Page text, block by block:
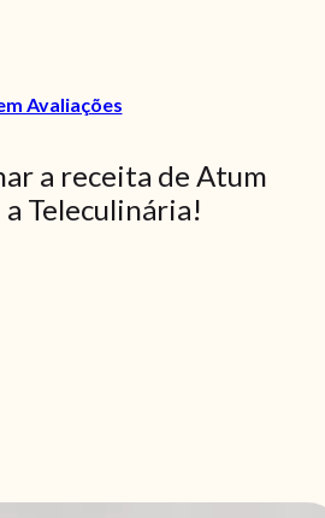
Avaliações
a receita de Atum
Teleculinária!